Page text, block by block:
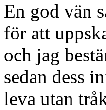
En god vän
för att
och jag
sedan dess
leva utan